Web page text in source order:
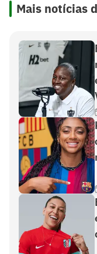
Mais notícias